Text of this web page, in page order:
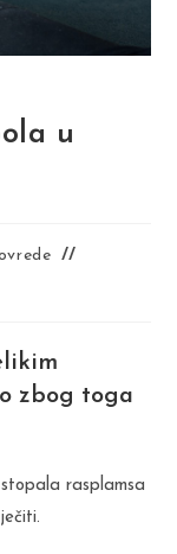
u
zbog toga
rasplamsa